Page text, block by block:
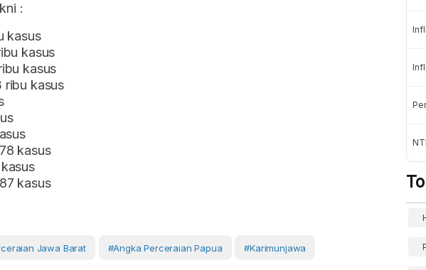
:
kasus
kasus
kasus
ribu kasus
kasus
kasus
Jawa Barat #angka Perceraian Papua #Karimunjawa